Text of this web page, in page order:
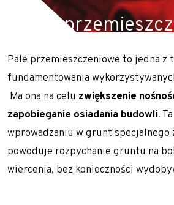
Gwoździe gruntowe
Siatki stalowe –
Torkret – beton
Przesłony
Iniekcja
Jet grouting –
Pale
Realizujemy prace
Polski oraz Europy m.in.
Niemiec.
Pale przemieszczeniowe to jedna z
fundamentowania
Ma ona na celu zwiększenie
zapobieganie osiadania budowli.
wprowadzaniu w grunt
powoduje rozpychanie gruntu na
wiercenia, bez konieczności